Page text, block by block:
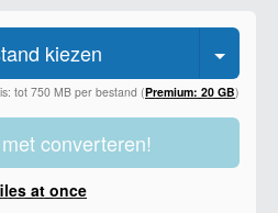
kiezen
tot 750 MB per bestand (Premium: 20 GB)
converteren!
at once